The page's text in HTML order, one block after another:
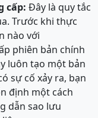
cấp: Đây là quy tắc
Trước khi thực
nào với
phiên bản chính
luôn tạo một bản
sự cố xảy ra, bạn
định một cách
dẫn sao lưu